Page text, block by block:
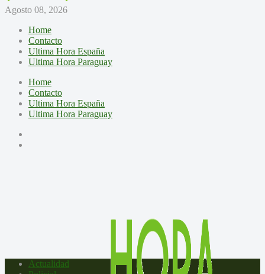
Agosto 08, 2026
Home
Contacto
Ultima Hora España
Ultima Hora Paraguay
Home
Contacto
Ultima Hora España
Ultima Hora Paraguay
Actualidad